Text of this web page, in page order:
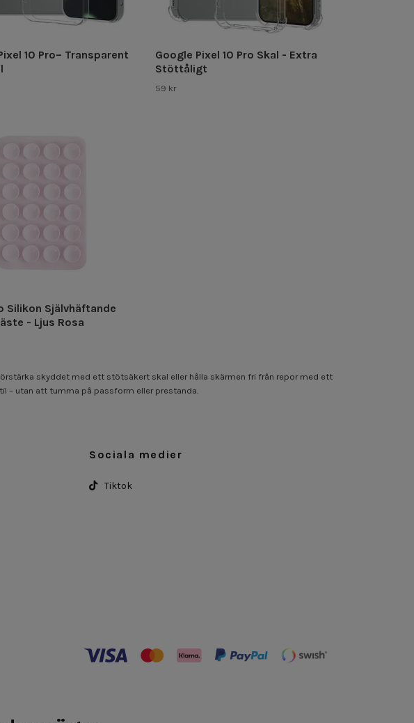
10 Pro– Transparent
Google Pixel 10 Pro Skal - Extra
Stöttåligt
59 kr
Silikon Självhäftande
- Ljus Rosa
skyddet med ett stötsäkert skal eller hålla skärmen fri från repor med ett
– utan att tumma på passform eller prestanda.
Sociala medier
Tiktok